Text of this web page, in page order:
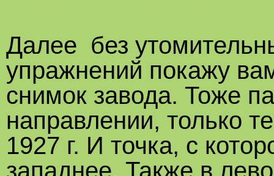
Далее без
упражнений покажу
снимок завода. Тоже
направлении, только
1927 г. И точка, с
западнее. Также в